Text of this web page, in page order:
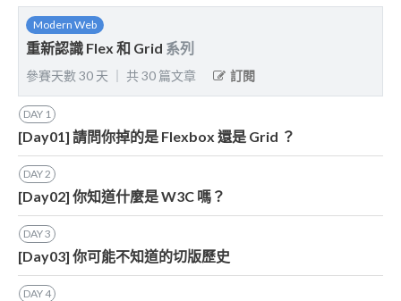
Modern Web
重新認識 Flex 和 Grid 系列
參賽天數30 天 共30 篇文章 訂閱
DAY 1
[Day01] 請問你掉的是 Flexbox 還是 Grid ？
DAY2
[Day02] 你知道什麼是 W3C 嗎？
DAY3
[Day03] 你可能不知道的切版歷史
DAY4